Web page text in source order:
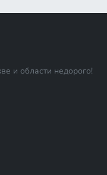
и области недорого!